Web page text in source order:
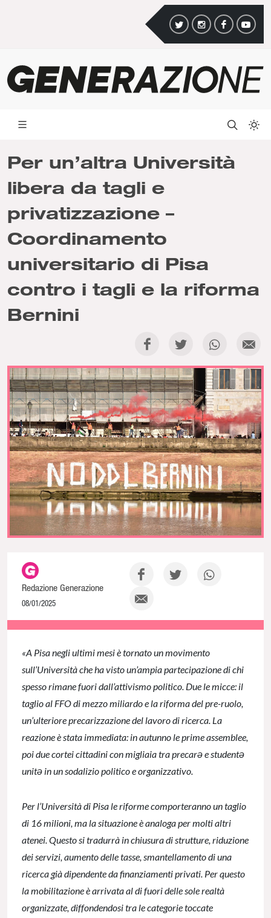
Per un’altra Università
libera da tagli e
privatizzazione –
Coordinamento
universitario di Pisa
contro i tagli e la riforma
Bernini
Redazione Generazione
08/01/2025
NaN% Complete
«A Pisa negli ultimi mesi è tornato un movimento
sull’Università che ha visto un’ampia partecipazione di chi
spesso rimane fuori dall’attivismo politico. Due le micce: il
taglio al FFO di mezzo miliardo e la riforma del pre-ruolo,
un’ulteriore precarizzazione del lavoro di ricerca. La
reazione è stata immediata: in autunno le prime assemblee,
poi due cortei cittadini con migliaia tra precarə e studentə
unitə in un sodalizio politico e organizzativo.
Per l’Università di Pisa le riforme comporteranno un taglio
di 16 milioni, ma la situazione è analoga per molti altri
atenei. Questo si tradurrà in chiusura di strutture, riduzione
dei servizi, aumento delle tasse, smantellamento di una
ricerca già dipendente da finanziamenti privati. Per questo
la mobilitazione è arrivata al di fuori delle sole realtà
organizzate, diffondendosi tra le categorie toccate